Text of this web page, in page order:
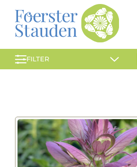
FILTER